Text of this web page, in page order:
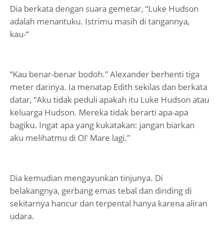
Dia berkata dengan suara gemetar, “Luke Hudson
adalah menantuku. Istrimu masih di tangannya,
kau-“
“Kau benar-benar bodoh.” Alexander berhenti tiga
meter darinya. Ia menatap Edith sekilas dan berkata
datar, “Aku tidak peduli apakah itu Luke Hudson atau
keluarga Hudson. Mereka tidak berarti apa-apa
bagiku. Ingat apa yang kukatakan: jangan biarkan
aku melihatmu di Ol' Mare lagi.”
Dia kemudian mengayunkan tinjunya. Di
belakangnya, gerbang emas tebal dan dinding di
sekitarnya hancur dan terpental hanya karena aliran
udara.